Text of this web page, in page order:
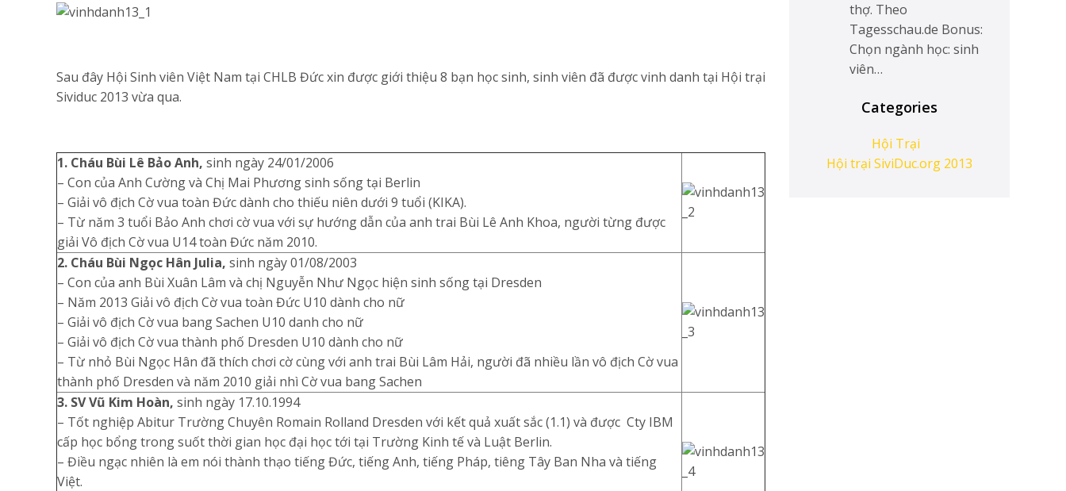
Sau đây Hội Sinh viên Việt Nam tại CHLB Đức xin được giới thiệu 8 bạn học sinh, sinh viên đã được vinh danh tại Hội trại
Sividuc 2013 vừa qua.
1. Cháu Bùi Lê Bảo Anh, sinh ngày 24/01/2006
– Con của Anh Cường và Chị Mai Phương sinh sống tại Berlin
– Giải vô địch Cờ vua toàn Đức dành cho thiếu niên dưới 9 tuổi (KIKA).
– Từ năm 3 tuổi Bảo Anh chơi cờ vua với sự hướng dẫn của anh trai Bùi Lê Anh Khoa, người từng được
giải Vô địch Cờ vua U14 toàn Đức năm 2010.
2. Cháu Bùi Ngọc Hân Julia, sinh ngày 01/08/2003
– Con của anh Bùi Xuân Lâm và chị Nguyễn Như Ngọc hiện sinh sống tại Dresden
– Năm 2013 Giải vô địch Cờ vua toàn Đức U10 dành cho nữ
– Giải vô địch Cờ vua bang Sachen U10 danh cho nữ
– Giải vô địch Cờ vua thành phố Dresden U10 dành cho nữ
– Từ nhỏ Bùi Ngọc Hân đã thích chơi cờ cùng với anh trai Bùi Lâm Hải, người đã nhiều lần vô địch Cờ vua
thành phố Dresden và năm 2010 giải nhì Cờ vua bang Sachen
3. SV Vũ Kim Hoàn, sinh ngày 17.10.1994
– Tốt nghiệp Abitur Trường Chuyên Romain Rolland Dresden với kết quả xuất sắc (1.1) và được Cty IBM
cấp học bổng trong suốt thời gian học đại học tới tại Trường Kinh tế và Luật Berlin.
– Điều ngạc nhiên là em nói thành thạo tiếng Đức, tiếng Anh, tiếng Pháp, tiêng Tây Ban Nha và tiếng
Việt.
thợ. Theo
Tagesschau.de Bonus:
Chọn ngành học: sinh
viên…
Categories
Hội Trại
Hội trại SiviDuc.org 2013